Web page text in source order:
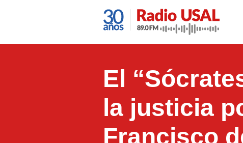
El
la justicia
Francisco